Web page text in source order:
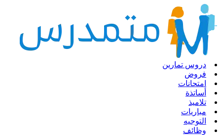
دروس تمارين
فروض
امتحانات
أساتذة
تلاميذ
مباريات
التوجيه
وظائف